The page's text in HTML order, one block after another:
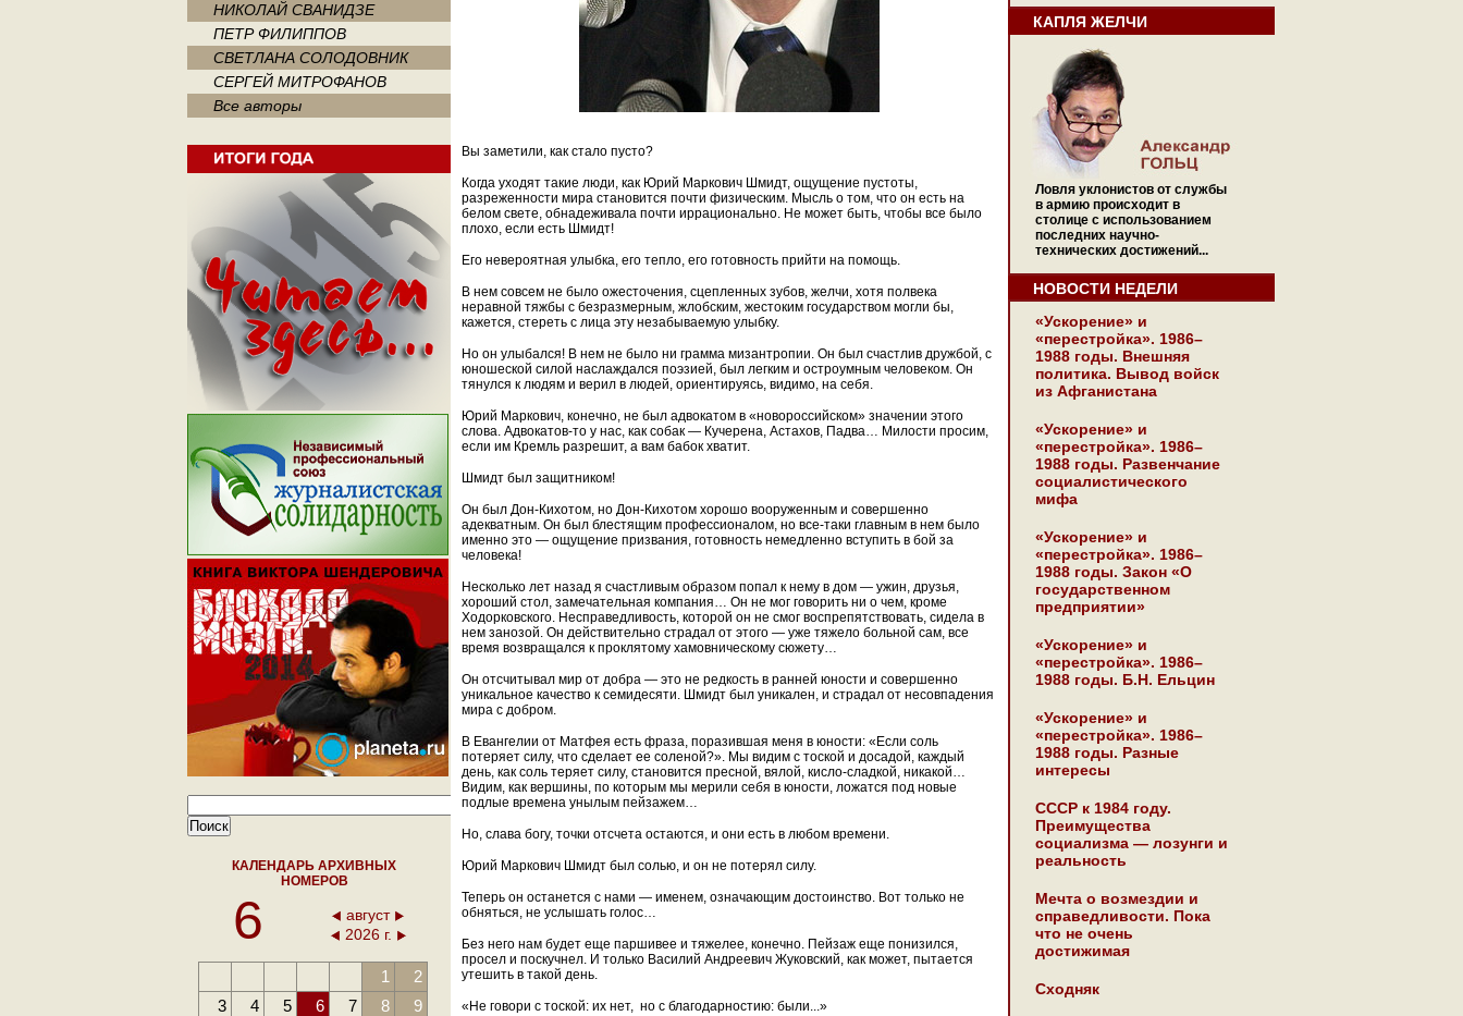
НИКОЛАЙ СВАНИДЗЕ
ПЕТР ФИЛИППОВ
СВЕТЛАНА СОЛОДОВНИК
СЕРГЕЙ МИТРОФАНОВ
Все авторы
КАЛЕНДАРЬ АРХИВНЫХ
НОМЕРОВ
6
август
2026 г.
1
2
3
4 5 6 7 8
9
Вы заметили, как стало пусто?
Когда уходят такие люди, как Юрий Маркович Шмидт, ощущение пустоты,
разреженности мира становится почти физическим. Мысль о том, что он есть на
белом свете, обнадеживала почти иррационально. Не может быть, чтобы все было
плохо, если есть Шмидт!
Его невероятная улыбка, его тепло, его готовность прийти на помощь.
В нем совсем не было ожесточения, сцепленных зубов, желчи, хотя полвека
неравной тяжбы с безразмерным, жлобским, жестоким государством могли бы,
кажется, стереть с лица эту незабываемую улыбку.
Но он улыбался! В нем не было ни грамма мизантропии. Он был счастлив дружбой, с
юношеской силой наслаждался поэзией, был легким и остроумным человеком. Он
тянулся к людям и верил в людей, ориентируясь, видимо, на себя.
Юрий Маркович, конечно, не был адвокатом в «новороссийском» значении этого
слова. Адвокатов-то у нас, как собак — Кучерена, Астахов, Падва… Милости просим,
если им Кремль разрешит, а вам бабок хватит.
Шмидт был защитником!
Он был Дон-Кихотом, но Дон-Кихотом хорошо вооруженным и совершенно
адекватным. Он был блестящим профессионалом, но все-таки главным в нем было
именно это — ощущение призвания, готовность немедленно вступить в бой за
человека!
Несколько лет назад я счастливым образом попал к нему в дом — ужин, друзья,
хороший стол, замечательная компания… Он не мог говорить ни о чем, кроме
Ходорковского. Несправедливость, которой он не смог воспрепятствовать, сидела в
нем занозой. Он действительно страдал от этого — уже тяжело больной сам, все
время возвращался к проклятому хамовническому сюжету…
Он отсчитывал мир от добра — это не редкость в ранней юности и совершенно
уникальное качество к семидесяти. Шмидт был уникален, и страдал от несовпадения
мира с добром.
В Евангелии от Матфея есть фраза, поразившая меня в юности: «Если соль
потеряет силу, что сделает ее соленой?». Мы видим с тоской и досадой, каждый
день, как соль теряет силу, становится пресной, вялой, кисло-сладкой, никакой…
Видим, как вершины, по которым мы мерили себя в юности, ложатся под новые
подлые времена унылым пейзажем…
Но, слава богу, точки отсчета остаются, и они есть в любом времени.
Юрий Маркович Шмидт был солью, и он не потерял силу.
Теперь он останется с нами — именем, означающим достоинство. Вот только не
обняться, не услышать голос…
Без него нам будет еще паршивее и тяжелее, конечно. Пейзаж еще понизился,
просел и поскучнел. И только Василий Андреевич Жуковский, как может, пытается
утешить в такой день.
«Не говори с тоской: их нет, но с благодарностию: были...»
КАПЛЯ ЖЕЛЧИ
Ловля уклонистов от службы
в армию происходит в
столице с использованием
последних научно-
технических достижений...
НОВОСТИ НЕДЕЛИ
«Ускорение» и
«перестройка». 1986–
1988 годы. Внешняя
политика. Вывод войск
из Афганистана
«Ускорение» и
«перестройка». 1986–
1988 годы. Развенчание
социалистического
мифа
«Ускорение» и
«перестройка». 1986–
1988 годы. Закон «О
государственном
предприятии»
«Ускорение» и
«перестройка». 1986–
1988 годы. Б.Н. Ельцин
«Ускорение» и
«перестройка». 1986–
1988 годы. Разные
интересы
СССР к 1984 году.
Преимущества
социализма — лозунги и
реальность
Мечта о возмездии и
справедливости. Пока
что не очень
достижимая
Сходняк